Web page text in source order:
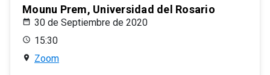
Mounu Prem, Universidad del Rosario
30 de Septiembre de 2020
15:30
Zoom